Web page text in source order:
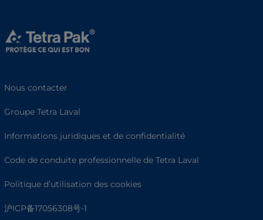
Nous contacter
Groupe Tetra Laval
Informations juridiques et de confidentialité
Code de conduite professionnelle de Tetra Laval
Politique d’utilisation des cookies
沪ICP备17056308号-1